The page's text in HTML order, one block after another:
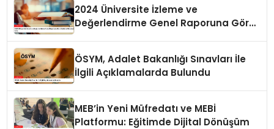
2024 Üniversite İzleme ve
Değerlendirme Genel Raporuna Göre
ÖSYM, Adalet Bakanlığı Sınavları İle
İlgili Açıklamalarda Bulundu
MEB’in Yeni Müfredatı ve MEBİ
Platformu: Eğitimde Dijital Dönüşüm